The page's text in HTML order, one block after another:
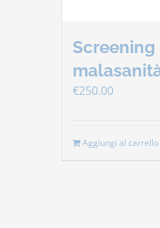
€250.00
Aggiungi al carrello